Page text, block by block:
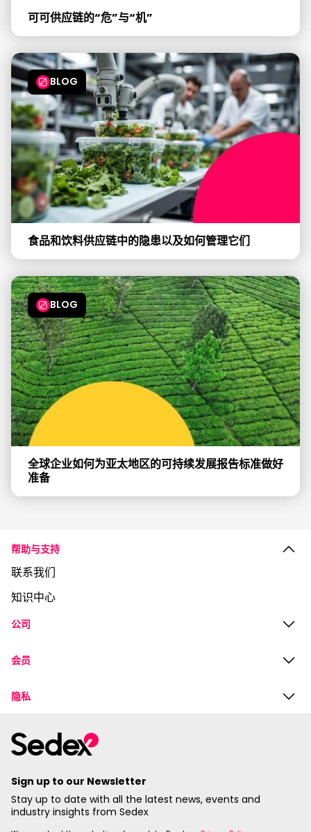
可可供应链的“危”与“机”
BLOG
食品和饮料供应链中的隐患以及如何管理它们
BLOG
全球企业如何为亚太地区的可持续发展报告标准做好
准备
帮助与支持
联系我们
知识中心
公司
会员
隐私
Sign up to our Newsletter
Stay up to date with all the latest news, events and
industry insights from Sedex